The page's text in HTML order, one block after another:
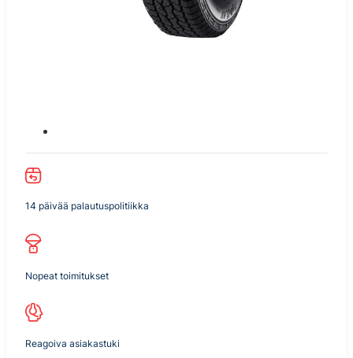
14 päivää palautuspolitiikka
Nopeat toimitukset
Reagoiva asiakastuki